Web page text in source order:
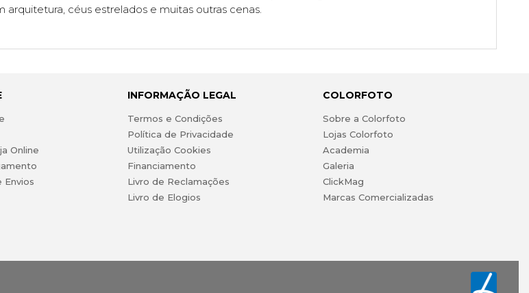
céus estrelados e muitas outras cenas.
Online
Envios
INFORMAÇÃO LEGAL
Termos e Condições
Política de Privacidade
Utilização Cookies
Financiamento
Livro de Reclamações
Livro de Elogios
COLORFOTO
Sobre a Colorfoto
Lojas Colorfoto
Academia
Galeria
ClickMag
Marcas Comercializadas